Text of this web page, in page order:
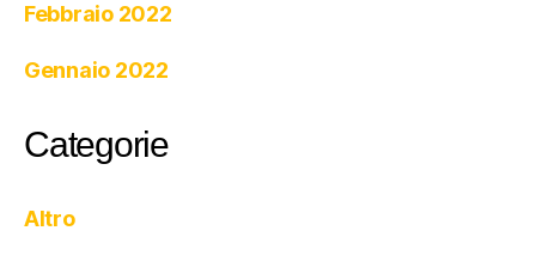
Febbraio 2022
Gennaio 2022
Categorie
Altro